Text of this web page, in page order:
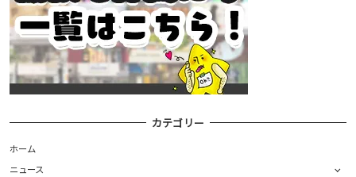
カテゴリー
ホーム
ニュース